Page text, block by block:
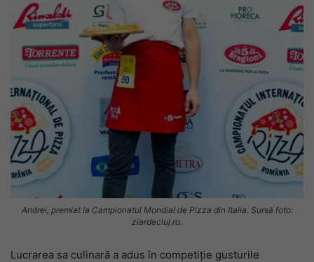
Andrei, premiat la Campionatul Mondial de Pizza din Italia. Sursă foto:
ziardecluj.ro.
Lucrarea sa culinară a adus în competiție gusturile